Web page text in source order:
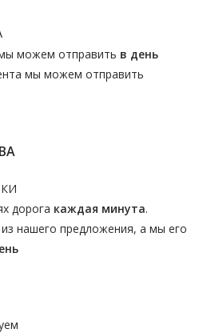
можем отправить в день
мы можем отправить
дорога каждая минута.
нашего предложения, а мы его